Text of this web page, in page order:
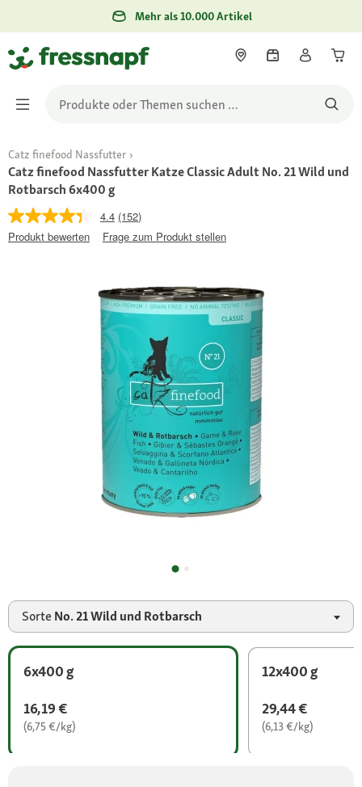
Mehr als 10.000 Artikel
Catz finefood Nassfutter
Catz finefood Nassfutter Katze Classic Adult No. 21 Wild und
Rotbarsch 6x400 g
4.4 (152)
Produkt bewerten
Frage zum Produkt stellen
Sorte No. 21 Wild und Rotbarsch
6x400 g
16,19 €
(6,75 €/kg)
12x400 g
29,44 €
(6,13 €/kg)